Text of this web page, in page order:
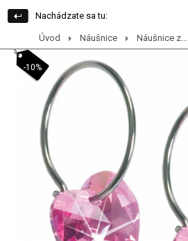
Nachádzate sa tu:
Úvod Náušnice Náušnice z...
-10%